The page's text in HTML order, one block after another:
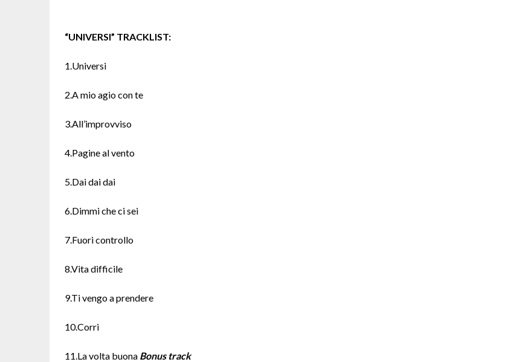
“UNIVERSI” TRACKLIST:
1.Universi
2.A mio agio con te
3.All’improvviso
4.Pagine al vento
5.Dai dai dai
6.Dimmi che ci sei
7.Fuori controllo
8.Vita difficile
9.Ti vengo a prendere
10.Corri
11.La volta buona Bonus track